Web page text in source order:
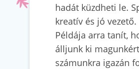
hadát küzdheti le.
kreatív és jó vezető.
Példája arra tanít,
álljunk ki
számunkra igazán